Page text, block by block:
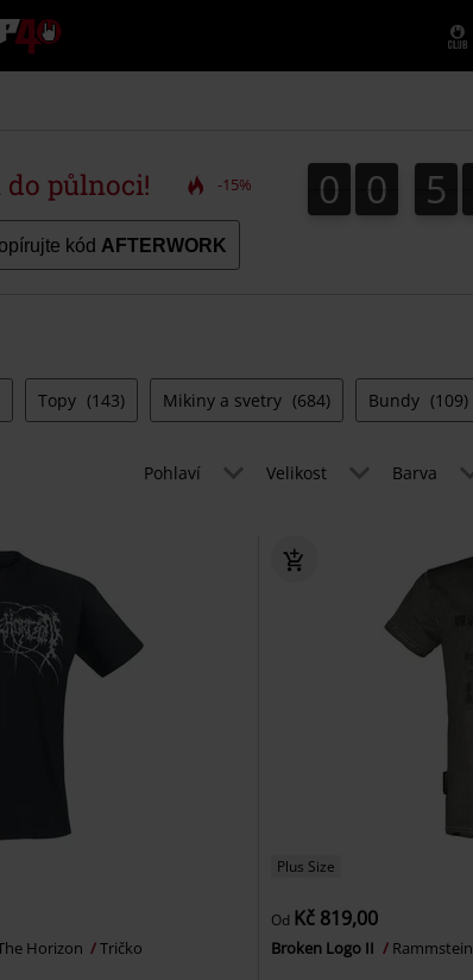
Alternativní
půlnoci! -15% 0
0 0
0 5
5
kód AFTERWORK
Topy (143) Mikiny a svetry (684) Bundy (109)
Pohlaví Velikost Barva
Horizon Tričko
Plus Size
Od Kč 819,00
Broken Logo II Rammstein